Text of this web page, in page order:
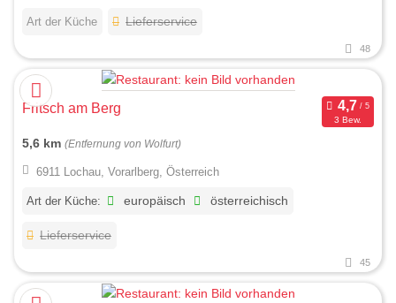
Art der Küche Lieferservice
48
Fritsch am Berg
3 Bew.
5,6 km (Entfernung von Wolfurt)
6911 Lochau, Vorarlberg, Österreich
Art der Küche: europäisch österreichisch
Lieferservice
45